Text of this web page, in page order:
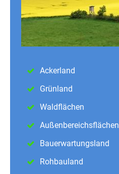
Ackerland
Grünland
Waldflächen
Außenbereichsflächen
Bauerwartungsland
Rohbauland